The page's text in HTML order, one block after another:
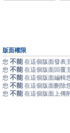
版面權限
您 不能 在這個版面發表
您 不能 在這個版面回覆
您 不能 在這個版面編輯
您 不能 在這個版面刪除
您 不能 在這個版面上傳